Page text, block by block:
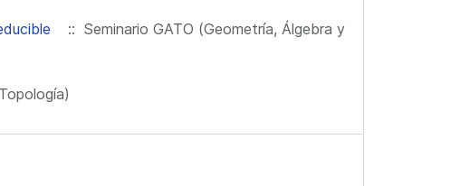
:: Seminario GATO (Geometría, Álgebra y